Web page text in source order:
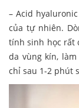
– Acid
của tự nhiên.
tính sinh học rất
da vùng kín,
chỉ sau 1-2 phút